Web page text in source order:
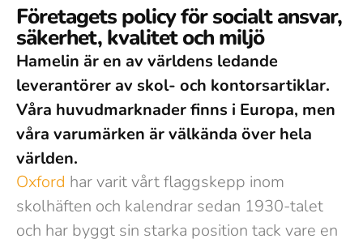
Företagets policy för socialt ansvar,
säkerhet, kvalitet och miljö
Hamelin är en av världens ledande
leverantörer av skol- och kontorsartiklar.
Våra huvudmarknader finns i Europa, men
våra varumärken är välkända över hela
världen.
Oxford har varit vårt flaggskepp inom
skolhäften och kalendrar sedan 1930-talet
och har byggt sin starka position tack vare en